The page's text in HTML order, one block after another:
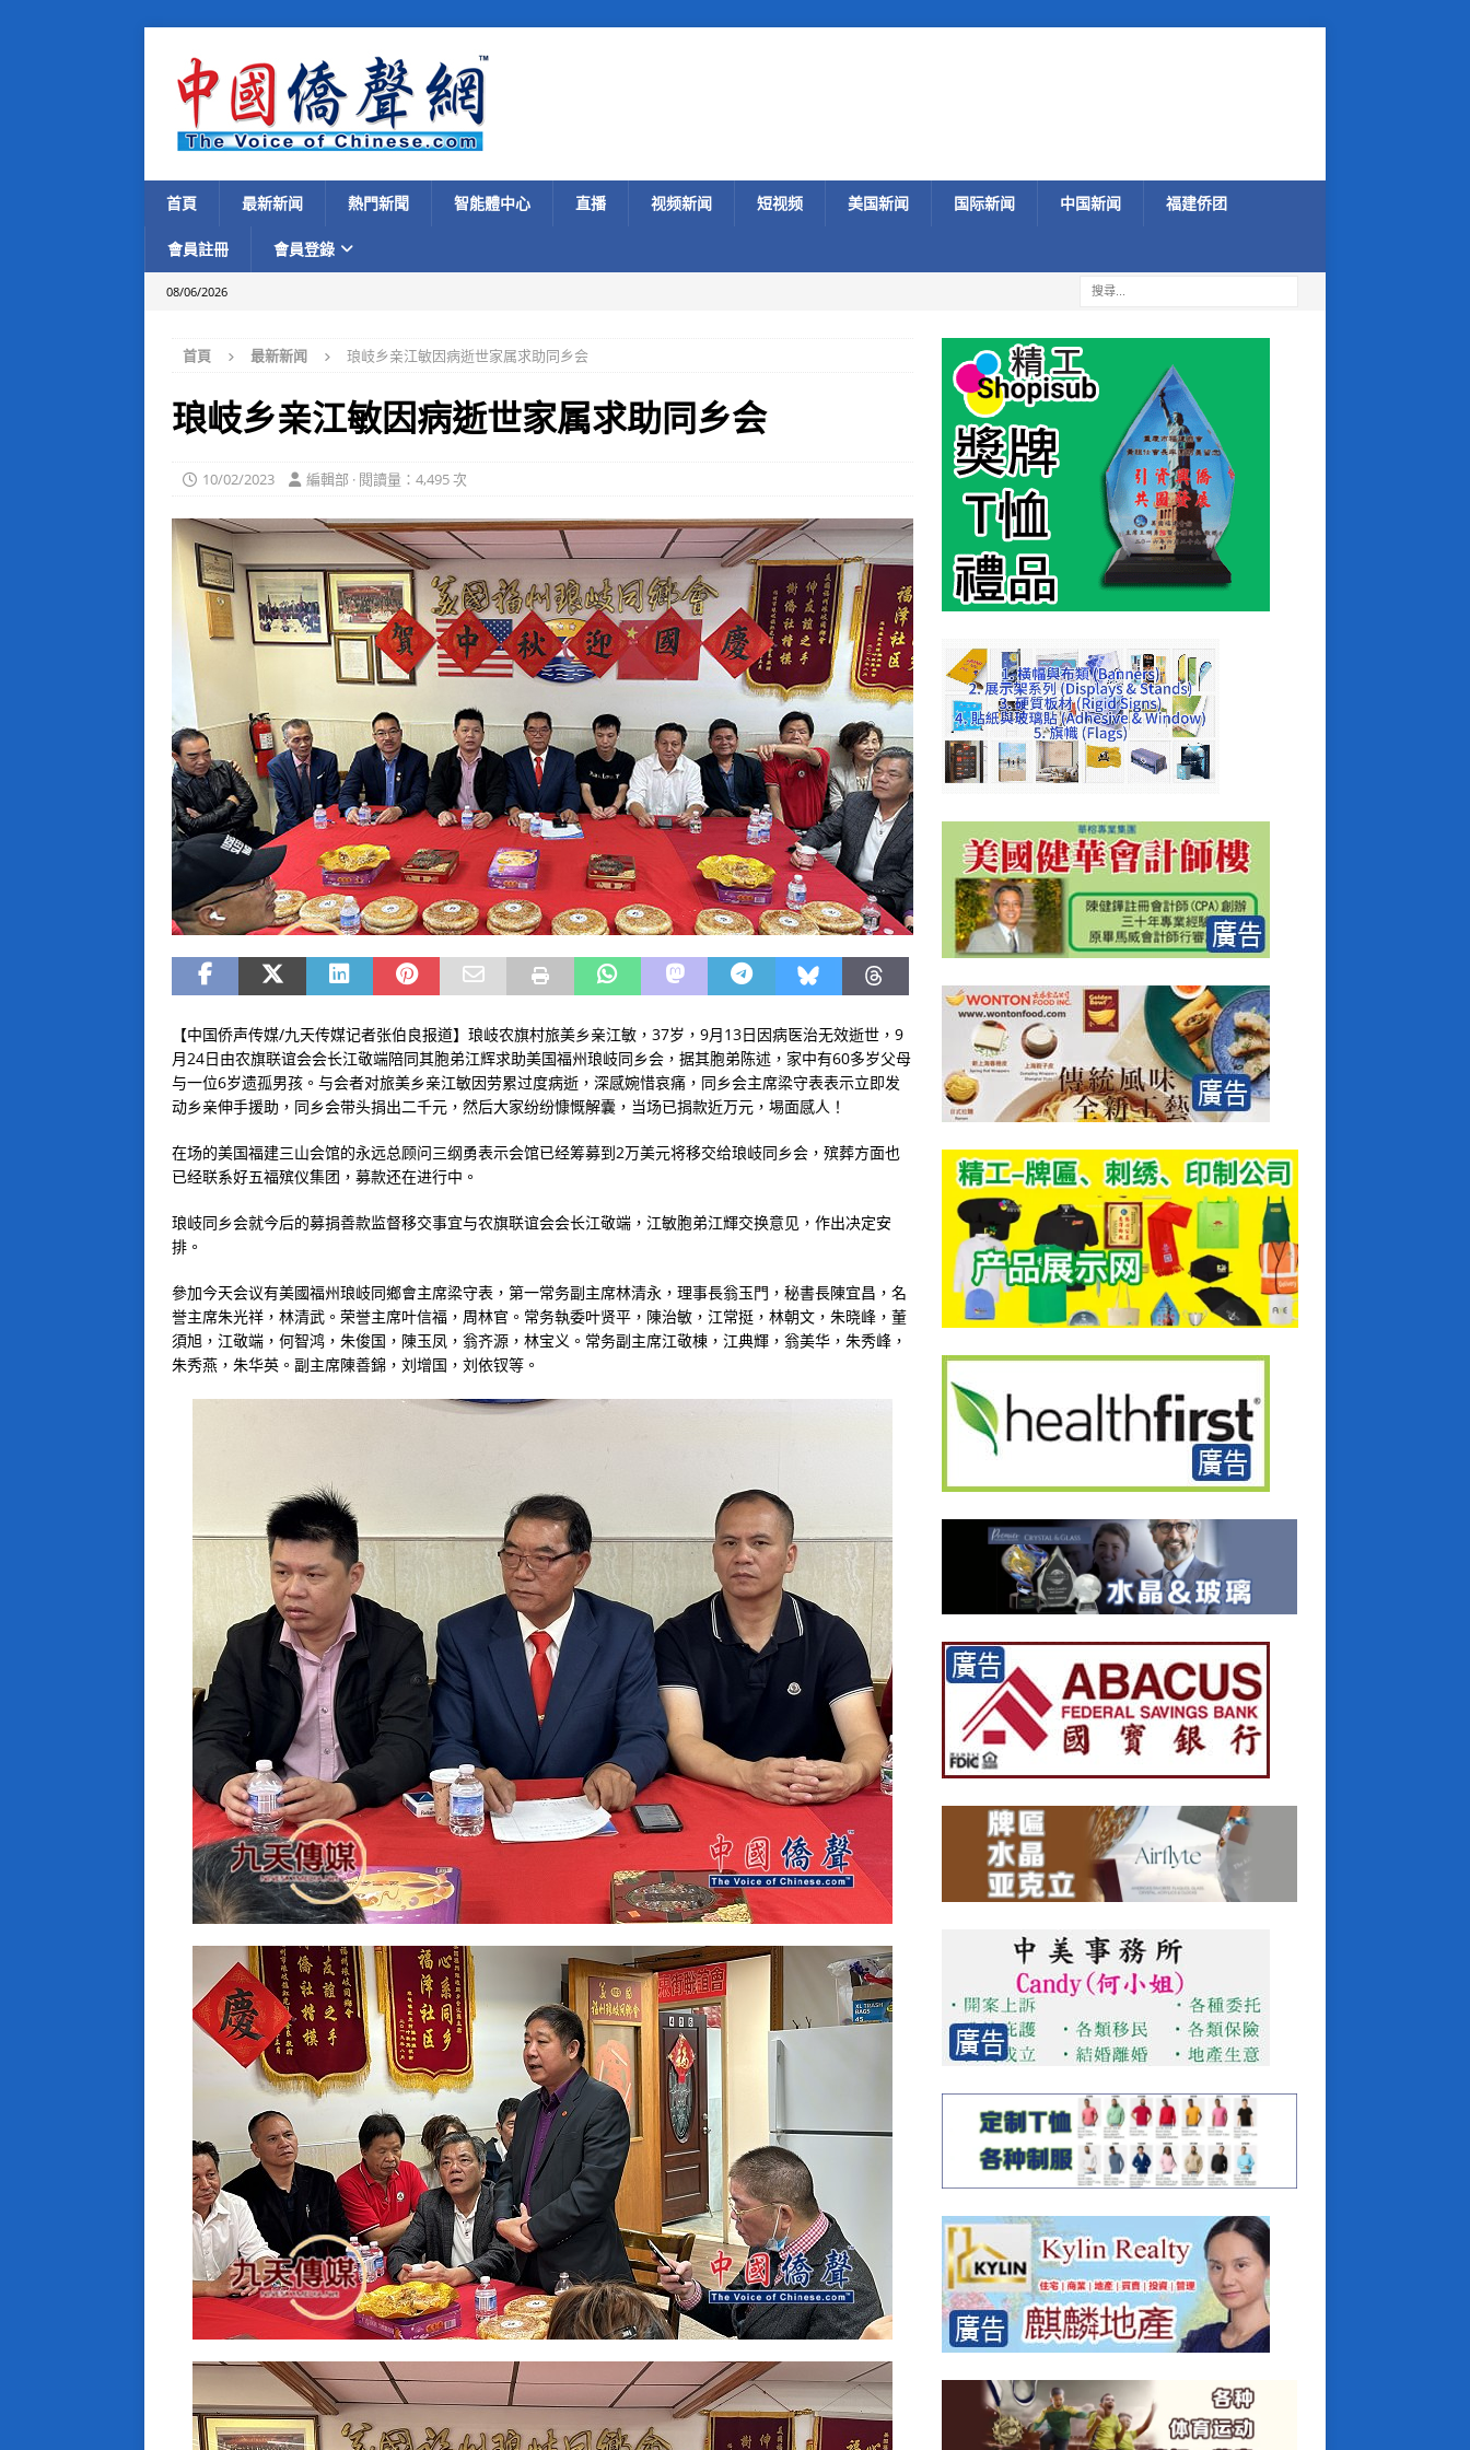
首頁 最新新闻 熱門新聞 智能體中心 直播 视频新闻 短视频 美国新闻 国际新闻 中国新闻 福建侨团
會員註冊 會員登錄
08/06/2026
首頁 最新新闻 琅岐乡亲江敏因病逝世家属求助同乡会
琅岐乡亲江敏因病逝世家属求助同乡会
10/02/2023 編輯部 · 閱讀量：4,495 次
【中国侨声传媒/九天传媒记者张伯良报道】琅岐农旗村旅美乡亲江敏，37岁，9月13日因病医治无效逝世，9
月24日由农旗联谊会会长江敬端陪同其胞弟江辉求助美国福州琅岐同乡会，据其胞弟陈述，家中有60多岁父母
与一位6岁遗孤男孩。与会者对旅美乡亲江敏因劳累过度病逝，深感婉惜哀痛，同乡会主席梁守表表示立即发
动乡亲伸手援助，同乡会带头捐出二千元，然后大家纷纷慷慨解囊，当场已捐款近万元，埸面感人！
在场的美国福建三山会馆的永远总顾问三纲勇表示会馆已经筹募到2万美元将移交给琅岐同乡会，殡葬方面也
已经联系好五福殡仪集团，募款还在进行中。
琅岐同乡会就今后的募捐善款监督移交事宜与农旗联谊会会长江敬端，江敏胞弟江輝交换意见，作出决定安
排。
參加今天会议有美國福州琅岐同鄉會主席梁守表，第一常务副主席林清永，理事長翁玉門，秘書長陳宜昌，名
誉主席朱光祥，林清武。荣誉主席叶信福，周林官。常务執委叶贤平，陳治敏，江常挺，林朝文，朱晓峰，董
須旭，江敬端，何智鸿，朱俊国，陳玉凤，翁齐源，林宝义。常务副主席江敬棟，江典輝，翁美华，朱秀峰，
朱秀燕，朱华英。副主席陳善錦，刘增国，刘依钗等。